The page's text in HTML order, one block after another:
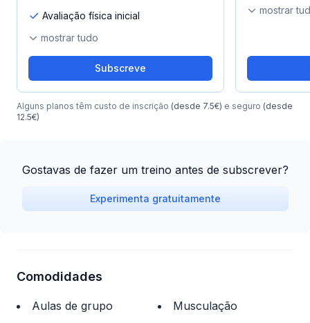
Avaliação física inicial
mostrar tudo
Subscreve
mostrar
Alguns planos têm custo de inscrição (desde 7.5€) e seguro (desde
12.5€)
Gostavas de fazer um treino antes de subscrever?
Experimenta gratuitamente
Comodidades
Aulas de grupo
Musculação